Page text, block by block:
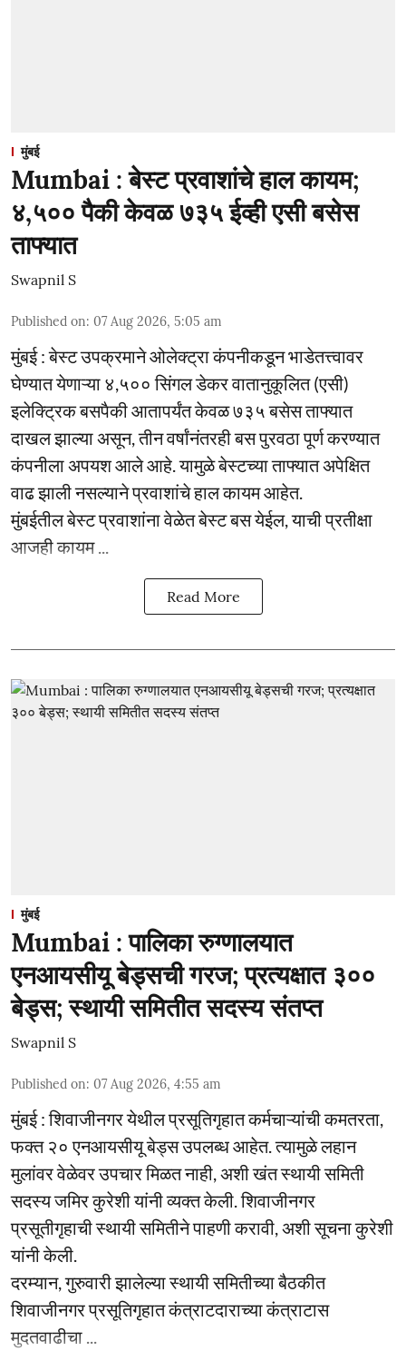
मुंबई
Mumbai : बेस्ट प्रवाशांचे हाल कायम;
४,५०० पैकी केवळ ७३५ ईव्ही एसी बसेस
ताफ्यात
Swapnil S
Published on: 07 Aug 2026, 5:05 am
मुंबई : बेस्ट उपक्रमाने ओलेक्ट्रा कंपनीकडून भाडेतत्त्वावर
घेण्यात येणाऱ्या ४,५०० सिंगल डेकर वातानुकूलित (एसी)
इलेक्ट्रिक बसपैकी आतापर्यंत केवळ ७३५ बसेस ताफ्यात
दाखल झाल्या असून, तीन वर्षांनंतरही बस पुरवठा पूर्ण करण्यात
कंपनीला अपयश आले आहे. यामुळे बेस्टच्या ताफ्यात अपेक्षित
वाढ झाली नसल्याने प्रवाशांचे हाल कायम आहेत.
मुंबईतील बेस्ट प्रवाशांना वेळेत बेस्ट बस येईल, याची प्रतीक्षा
आजही कायम ...
Read More
मुंबई
Mumbai : पालिका रुग्णालयात
एनआयसीयू बेड्सची गरज; प्रत्यक्षात ३००
बेड्स; स्थायी समितीत सदस्य संतप्त
Swapnil S
Published on: 07 Aug 2026, 4:55 am
मुंबई : शिवाजीनगर येथील प्रसूतिगृहात कर्मचाऱ्यांची कमतरता,
फक्त २० एनआयसीयू बेड्स उपलब्ध आहेत. त्यामुळे लहान
मुलांवर वेळेवर उपचार मिळत नाही, अशी खंत स्थायी समिती
सदस्य जमिर कुरेशी यांनी व्यक्त केली. शिवाजीनगर
प्रसूतीगृहाची स्थायी समितीने पाहणी करावी, अशी सूचना कुरेशी
यांनी केली.
दरम्यान, गुरुवारी झालेल्या स्थायी समितीच्या बैठकीत
शिवाजीनगर प्रसूतिगृहात कंत्राटदाराच्या कंत्राटास
मुदतवाढीचा ...